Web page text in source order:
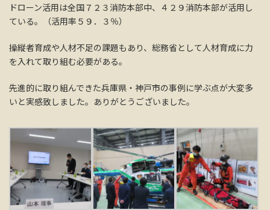
ドローン活用は全国７２３消防本部中、４２９消防本部が活用し
ている。（活用率５９．３％）
操縦者育成や人材不足の課題もあり、総務省として人材育成に力
を入れて取り組む必要がある。
先進的に取り組んできた兵庫県・神戸市の事例に学ぶ点が大変多
いと実感致しました。ありがとうございました。